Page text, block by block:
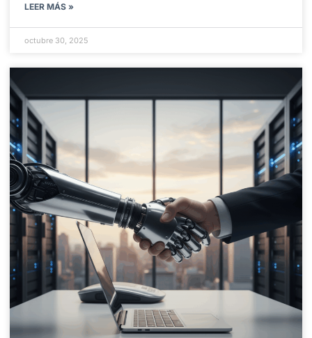
LEER MÁS »
octubre 30, 2025